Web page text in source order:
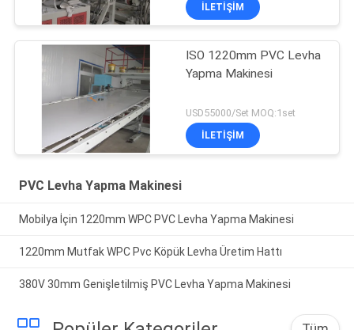
İLETIŞIM
ISO 1220mm PVC Levha
Yapma Makinesi
USD55000/Set MOQ:1set
İLETIŞIM
PVC Levha Yapma Makinesi
Mobilya İçin 1220mm WPC PVC Levha Yapma Makinesi
1220mm Mutfak WPC Pvc Köpük Levha Üretim Hattı
380V 30mm Genişletilmiş PVC Levha Yapma Makinesi